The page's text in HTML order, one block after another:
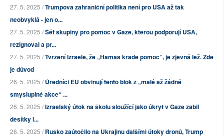
27. 5. 2025 /Trumpova zahraniční politika není pro USA až tak
neobvyklá - jen o...
27. 5. 2025 /Šéf skupiny pro pomoc v Gaze, kterou podporují USA,
rezignoval a pr...
27. 5. 2025 /Tvrzení Izraele, že „Hamas krade pomoc“, je zjevná lež. Zde
je důvod
26. 5. 2025 /Úředníci EU obviňují tento blok z „malé až žádné
smysluplné akce“ ...
26. 5. 2025 /Izraelský útok na školu sloužící jako úkryt v Gaze zabil
desítky l...
26. 5. 2025 /Rusko zaútočilo na Ukrajinu dalšími útoky dronů, Trump